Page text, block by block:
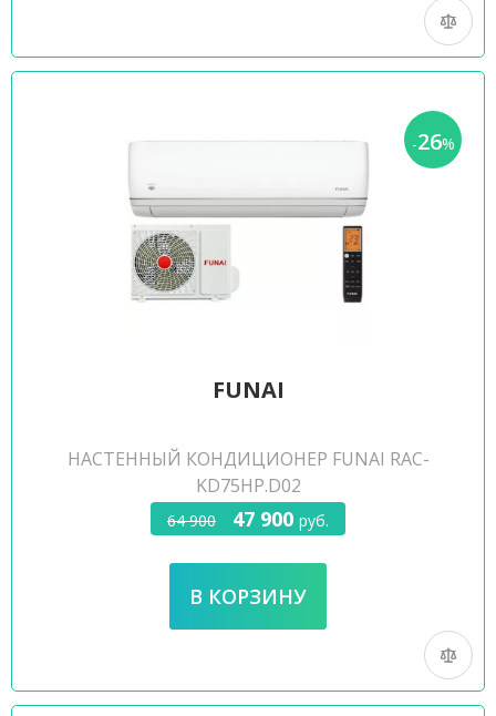
-26%
FUNAI
НАСТЕННЫЙ КОНДИЦИОНЕР FUNAI RAC-
KD75HP.D02
64 900 47 900 руб.